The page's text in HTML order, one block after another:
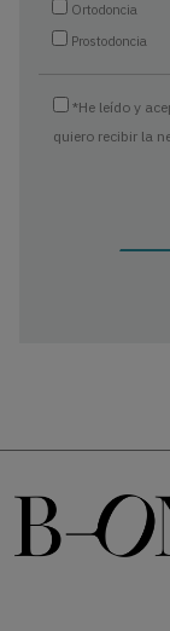
Ortodoncia
Prostodoncia
*He leído y
quiero recibir la